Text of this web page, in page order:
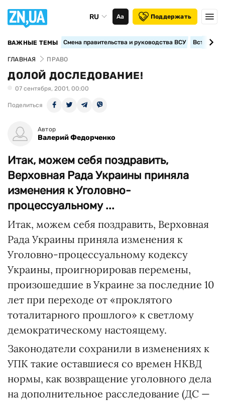
RU Аа Поддержать
ВАЖНЫЕ ТЕМЫ Смена правительства и руководства ВСУ
ГЛАВНАЯ ПРАВО
ДОЛОЙ ДОСЛЕДОВАНИЕ!
07 сентября, 2001, 00:00
Поделиться
Автор
Валерий Федорченко
Итак, можем себя поздравить,
Верховная Рада Украины приняла
изменения к Уголовно-
процессуальному ...
Итак, можем себя поздравить, Верховная
Рада Украины приняла изменения к
Уголовно-процессуальному кодексу
Украины, проигнорировав перемены,
произошедшие в Украине за последние 10
лет при переходе от «проклятого
тоталитарного прошлого» к светлому
демократическому настоящему.
Законодатели сохранили в изменениях к
УПК такие оставшиеся со времен НКВД
нормы, как возвращение уголовного дела
на дополнительное расследование (ДС —